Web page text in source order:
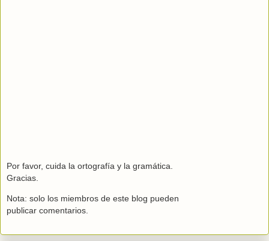
Por favor, cuida la ortografía y la gramática.
Gracias.
Nota: solo los miembros de este blog pueden
publicar comentarios.